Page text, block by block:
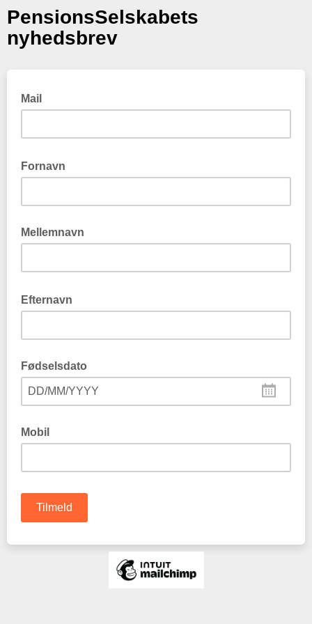
PensionsSelskabets
nyhedsbrev
Mail
Fornavn
Mellemnavn
Efternavn
Fødselsdato
DD/MM/YYYY
Mobil